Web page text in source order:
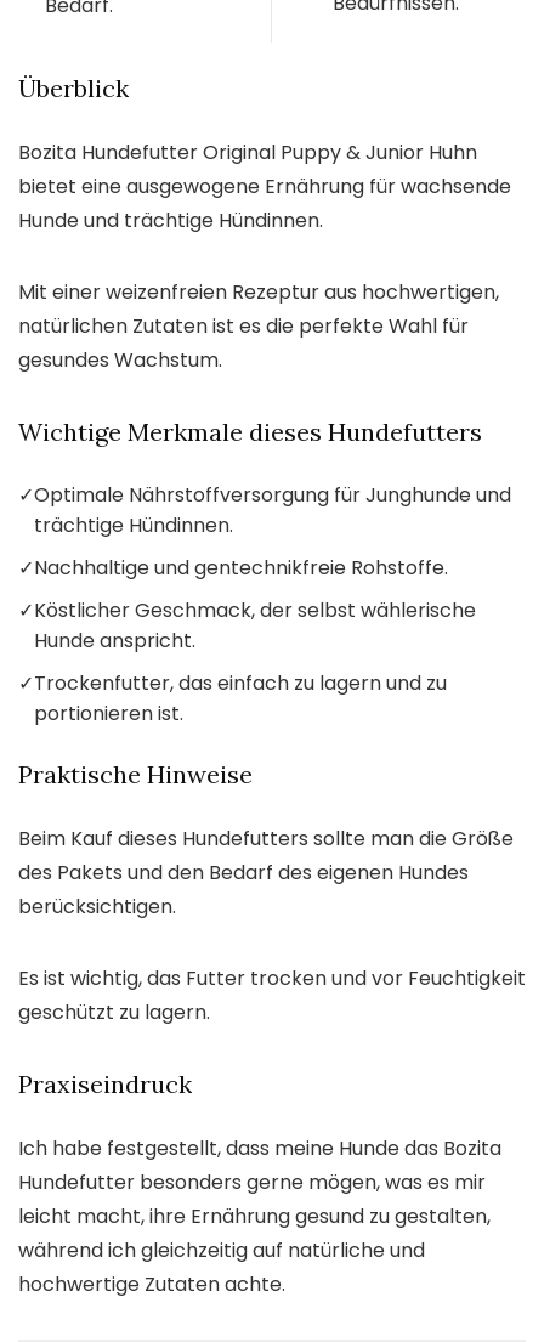
Bedarf.
Überblick
Bozita Hundefutter Original Puppy & Junior Huhn
bietet eine ausgewogene Ernährung für wachsende
Hunde und trächtige Hündinnen.
Mit einer weizenfreien Rezeptur aus hochwertigen,
natürlichen Zutaten ist es die perfekte Wahl für
gesundes Wachstum.
Wichtige Merkmale dieses Hundefutters
✓Optimale Nährstoffversorgung für Junghunde und
trächtige Hündinnen.
✓Nachhaltige und gentechnikfreie Rohstoffe.
✓Köstlicher Geschmack, der selbst wählerische
Hunde anspricht.
✓Trockenfutter, das einfach zu lagern und zu
portionieren ist.
Praktische Hinweise
Beim Kauf dieses Hundefutters sollte man die Größe
des Pakets und den Bedarf des eigenen Hundes
berücksichtigen.
Es ist wichtig, das Futter trocken und vor Feuchtigkeit
geschützt zu lagern.
Praxiseindruck
Ich habe festgestellt, dass meine Hunde das Bozita
Hundefutter besonders gerne mögen, was es mir
leicht macht, ihre Ernährung gesund zu gestalten,
während ich gleichzeitig auf natürliche und
hochwertige Zutaten achte.